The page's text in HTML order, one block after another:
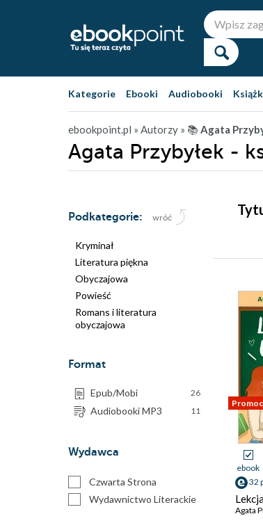
Kategorie Ebooki Audiobooki
ebookpoint.pl » Autorzy » 📚Agata
Agata Przybyłek -
Podkategorie: wróć
Kryminał
Literatura piękna
Obyczajowa
Powieść
Romans i literatura
obyczajowa
Format
Epub/Mobi 26
Audiobooki MP3 11
Wydawca
Czwarta Strona
Wydawnictwo Literackie
ebook
32
Agata